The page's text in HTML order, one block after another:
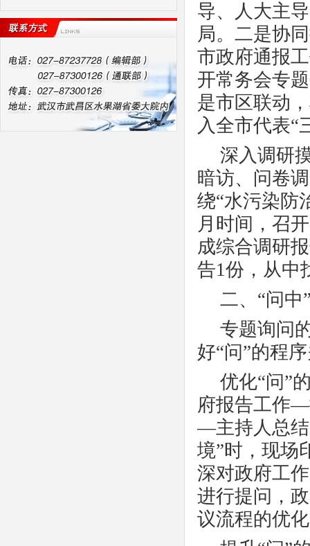
导、人大主
局。二是协
市政府通报
开常务会专
是市区联动
入全市代表“
深入调研
暗访、问卷
绕“水污染防
月时间，召
成综合调研
告1份，从中
二、 “问中
专题询问
好“问”的程
优化“问”
府报告工作
—主持人总结
境”时，现场
深对政府工
进行提问，
议流程的优